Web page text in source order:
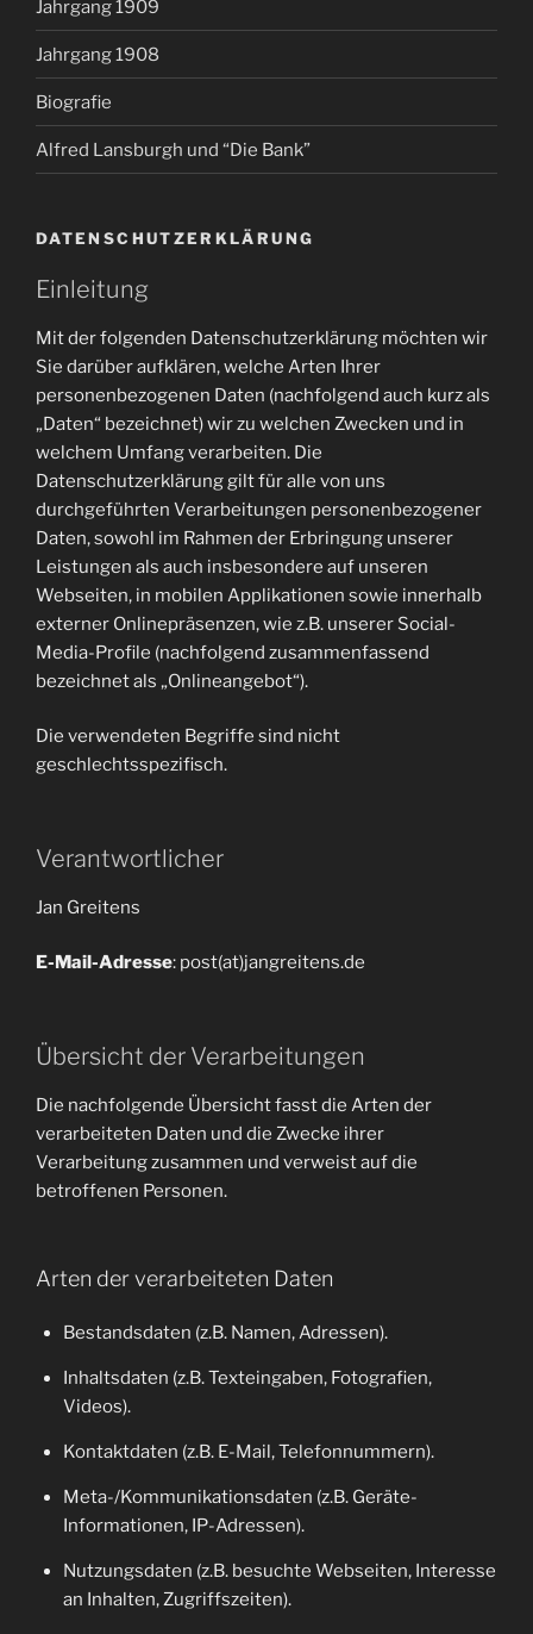
Jahrgang 1909
Jahrgang 1908
Biografie
Alfred Lansburgh und “Die Bank”
DATENSCHUTZERKLÄRUNG
Einleitung
Mit der folgenden Datenschutzerklärung möchten wir
Sie darüber aufklären, welche Arten Ihrer
personenbezogenen Daten (nachfolgend auch kurz als
„Daten“ bezeichnet) wir zu welchen Zwecken und in
welchem Umfang verarbeiten. Die
Datenschutzerklärung gilt für alle von uns
durchgeführten Verarbeitungen personenbezogener
Daten, sowohl im Rahmen der Erbringung unserer
Leistungen als auch insbesondere auf unseren
Webseiten, in mobilen Applikationen sowie innerhalb
externer Onlinepräsenzen, wie z.B. unserer Social-
Media-Profile (nachfolgend zusammenfassend
bezeichnet als „Onlineangebot“).
Die verwendeten Begriffe sind nicht
geschlechtsspezifisch.
Verantwortlicher
Jan Greitens
E-Mail-Adresse: post(at)jangreitens.de
Übersicht der Verarbeitungen
Die nachfolgende Übersicht fasst die Arten der
verarbeiteten Daten und die Zwecke ihrer
Verarbeitung zusammen und verweist auf die
betroffenen Personen.
Arten der verarbeiteten Daten
Bestandsdaten (z.B. Namen, Adressen).
Inhaltsdaten (z.B. Texteingaben, Fotografien,
Videos).
Kontaktdaten (z.B. E-Mail, Telefonnummern).
Meta-/Kommunikationsdaten (z.B. Geräte-
Informationen, IP-Adressen).
Nutzungsdaten (z.B. besuchte Webseiten, Interesse
an Inhalten, Zugriffszeiten).